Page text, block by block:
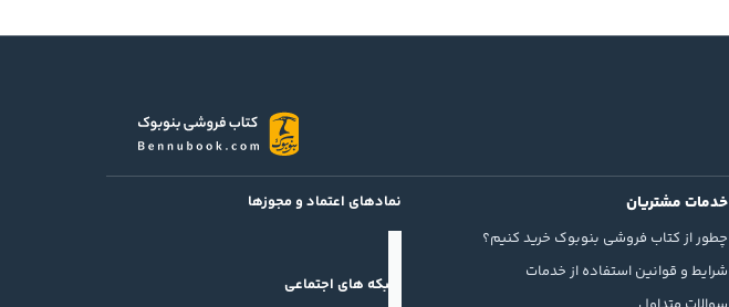
خدمات مشتریان
چطور از کتاب فروشی بنوبوک خرید کنیم؟
شرایط و قوانین استفاده از خدمات
نمادهای اعتماد و مجوزها
شبکه های اجتماعی